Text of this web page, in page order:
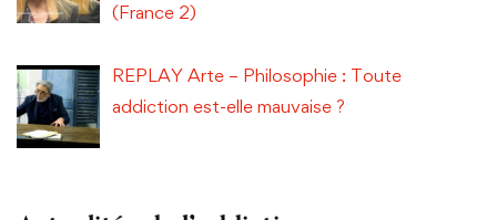
(France 2)
REPLAY Arte – Philosophie : Toute
addiction est-elle mauvaise ?